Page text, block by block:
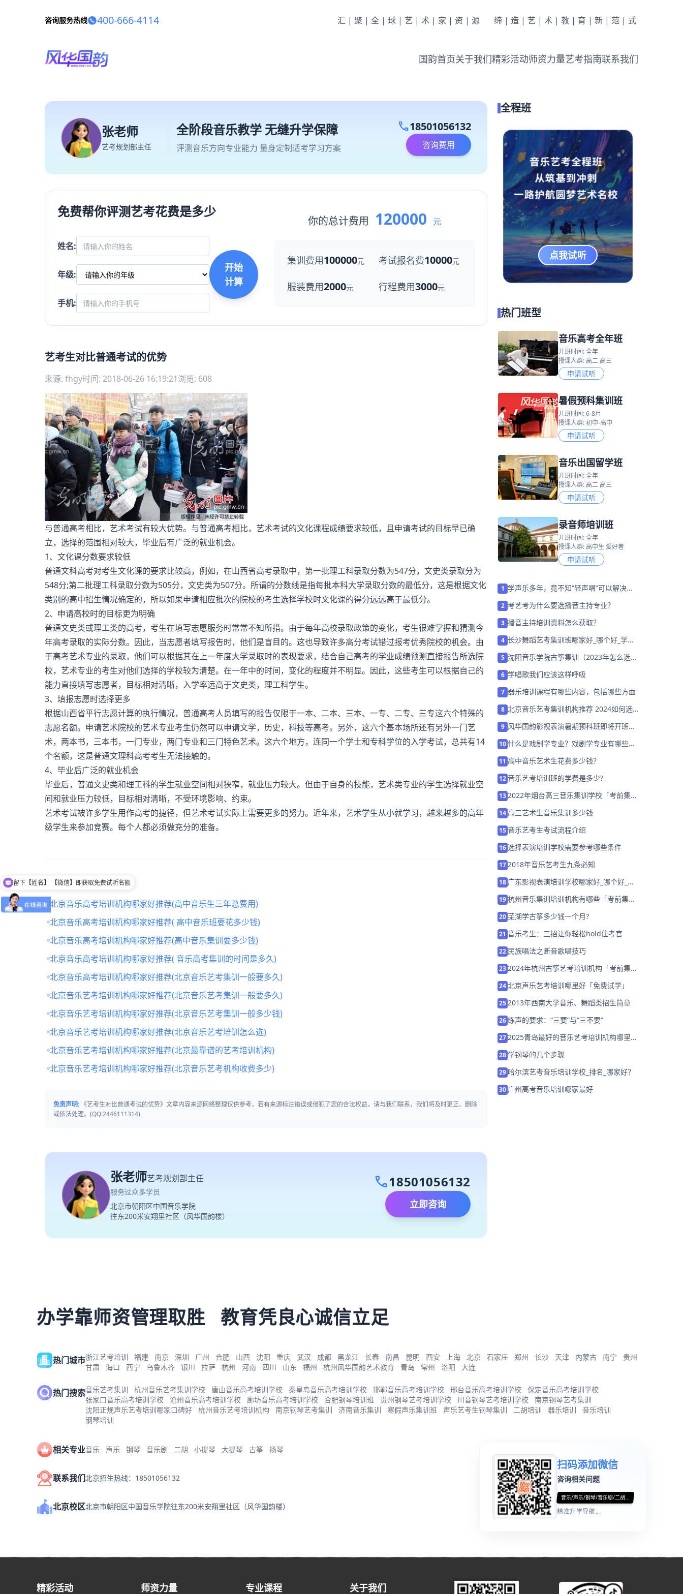
咨询服务热线 400-666-4114 汇|聚|全|球|艺|术|家|资|源 缔|造|艺|术|教|育|新|范|式
国韵首页关于我们精彩活动师资力量艺考指南联系我们
张老师
艺考规划部主任
全阶段音乐教学 无缝升学保障
评测音乐方向专业能力 量身定制适考学习方案
call18501056132
咨询费用
免费帮你评测艺考花费是多少
姓名:
年级:
手机:
开始
计算
你的总计费用 120000 元
集训费用100000元 考试报名费10000元
服装费用2000元 行程费用3000元
艺考生对比普通考试的优势
来源: fhgy时间: 2018-06-26 16:19:21浏览: 608
与普通高考相比，艺术考试有较大优势。与普通高考相比，艺术考试的文化课程成绩要求较低，且申请考试的目标早已确
立，选择的范围相对较大，毕业后有广泛的就业机会。
1、文化课分数要求较低
普通文科高考对考生文化课的要求比较高，例如，在山西省高考录取中，第一批理工科录取分数为547分，文史类录取分为
548分;第二批理工科录取分数为505分，文史类为507分。所谓的分数线是指每批本科大学录取分数的最低分，这是根据文化
类别的高中招生情况确定的，所以如果申请相应批次的院校的考生选择学校时文化课的得分远远高于最低分。
2、申请高校时的目标更为明确
普通文史类或理工类的高考，考生在填写志愿服务时常常不知所措。由于每年高校录取政策的变化，考生很难掌握和猜测今
年高考录取的实际分数。因此，当志愿者填写报告时，他们是盲目的。这也导致许多高分考试错过报考优秀院校的机会。由
于高考艺术专业的录取，他们可以根据其在上一年度大学录取时的表现要求，结合自己高考的学业成绩预测直接报告所选院
校，艺术专业的考生对他们选择的学校较为清楚。在一年中的时间，变化的程度并不明显。因此，这些考生可以根据自己的
能力直接填写志愿者，目标相对清晰，入学率远高于文史类，理工科学生。
3、填报志愿时选择更多
根据山西省平行志愿计算的执行情况，普通高考人员填写的报告仅限于一本、二本、三本、一专、二专、三专这六个特殊的
志愿名额。申请艺术院校的艺术专业考生仍然可以申请文学，历史，科技等高考。另外，这六个基本场所还有另外一门艺
术，两本书，三本书，一门专业，两门专业和三门特色艺术。这六个地方，连同一个学士和专科学位的入学考试，总共有14
个名额，这是普通文理科高考考生无法接触的。
4、毕业后广泛的就业机会
毕业后，普通文史类和理工科的学生就业空间相对狭窄，就业压力较大。但由于自身的技能，艺术类专业的学生选择就业空
间和就业压力较低，目标相对清晰，不受环境影响、约束。
艺术考试被许多学生用作高考的捷径，但艺术考试实际上需要更多的努力。近年来，艺术学生从小就学习，越来越多的高年
级学生来参加竞赛。每个人都必须做充分的准备。
menu_book延伸阅读:
北京音乐高考培训机构哪家好推荐(高中音乐生三年总费用)
北京音乐高考培训机构哪家好推荐( 高中音乐班要花多少钱)
北京音乐高考培训机构哪家好推荐(高中音乐集训要多少钱)
北京音乐高考培训机构哪家好推荐( 音乐高考集训的时间是多久)
北京音乐高考培训机构哪家好推荐(北京音乐艺考集训一般要多久)
北京音乐艺考培训机构哪家好推荐(北京音乐艺考集训一般要多久)
北京音乐艺考培训机构哪家好推荐(北京音乐艺考集训一般多少钱)
北京音乐艺考培训机构哪家好推荐(北京音乐艺考培训怎么选)
北京音乐艺考培训机构哪家好推荐(北京最靠谱的艺考培训机构)
北京音乐艺考培训机构哪家好推荐(北京音乐艺考机构收费多少)
免责声明: 《艺考生对比普通考试的优势》文章内容来源网络整理仅供参考，若有来源标注错误或侵犯了您的合法权益，请与我们联系，我们将及时更正、删除
或依法处理。(QQ:2446111314)
张老师艺考规划部主任
服务过众多学员
北京市朝阳区中国音乐学院
往东200米安翔里社区（风华国韵楼）
call18501056132
立即咨询
全程班
点我试听
热门班型
音乐高考全年班
开班时间: 全年
授课人群: 高二 高三
申请试听
暑假预科集训班
开班时间: 6-8月
授课人群: 初中-高中
申请试听
音乐出国留学班
开班时间: 全年
授课人群: 高二 高三
申请试听
录音师培训班
开班时间: 全年
授课人群: 高中生 爱好者
申请试听
1 学声乐多年，竟不知“轻声唱”可以解决发
2 考艺考为什么要选播音主持专业？
3 播音主持培训资料怎么获取？
4 长沙舞蹈艺考集训班哪家好_哪个好_学费
5 沈阳音乐学院古筝集训（2023年怎么选择
6 学唱歌我们应该这样呼吸
7 器乐培训课程有哪些内容，包括哪些方面
8 北京音乐艺考集训机构推荐 2024如何选
9 风华国韵影视表演暑期预科班即将开班
10什么是戏剧学专业？戏剧学专业有哪些主
11 高中音乐艺术生花费多少钱？
12音乐艺考培训班的学费是多少?
132022年烟台高三音乐集训学校「考前集训
14高三艺术生音乐集训多少钱
15音乐艺考生考试流程介绍
16选择表演培训学校需要参考哪些条件
172018年音乐艺考生九条必知
18 广东影视表演培训学校哪家好_哪个好_学
19杭州音乐集训培训机构有哪些「考前集训
20芜湖学古筝多少钱一个月?
21 音乐考生：三招让你轻松hold住考官
22 民族唱法之断音歌唱技巧
232024年杭州古筝艺考培训机构「考前集训
24北京声乐艺考培训哪里好「免费试学」
252013年西南大学音乐、舞蹈类招生简章
26练声的要求：“三要”与“三不要”
272025青岛最好的音乐艺考培训机构哪里
28学钢琴的几个步骤
29 哈尔滨艺考音乐培训学校_排名_哪家好？
30 广州高考音乐培训哪家最好
办学靠师资管理取胜 教育凭良心诚信立足
热门城市浙江艺考培训 福建 南京 深圳 广州 合肥 山西 沈阳 重庆 武汉 成都 黑龙江 长春 南昌 昆明 西安 上海 北京 石家庄 郑州 长沙 天津 内蒙古 南宁
贵州
甘肃
海口 西宁 乌鲁木齐 银川 拉萨 杭州 河南 四川 山东 福州 杭州风华国韵艺术教育 青岛 常州 洛阳 大连
热门搜索音乐艺考集训 杭州音乐艺考集训学校 唐山音乐高考培训学校 秦皇岛音乐高考培训学校 邯郸音乐高考培训学校 邢台音乐高考培训学校
保定音乐高考培训学校
张家口音乐高考培训学校
沧州音乐高考培训学校 廊坊音乐高考培训学校 合肥钢琴培训班 贵州钢琴艺考培训学校 川音钢琴艺考培训学校
南京钢琴艺考集训
沈阳正规声乐艺考培训哪家口碑好
杭州音乐艺考培训机构 南京钢琴艺考集训 济南音乐集训 寒假声乐集训班 声乐艺考生钢琴集训 二胡培训 器乐培训
音乐培训
钢琴培训
相关专业音乐 声乐 钢琴 音乐剧 二胡 小提琴 大提琴 古筝 扬琴
联系我们北京招生热线：18501056132
北京校区北京市朝阳区中国音乐学院往东200米安翔里社区（风华国韵楼）
扫码添加微信
咨询相关问题
音乐/声乐/钢琴/音乐剧/二胡...
精准升学导航...
精彩活动 师资力量 专业课程 关于我们
留下【姓名】 【微信】即获取免费试听名额